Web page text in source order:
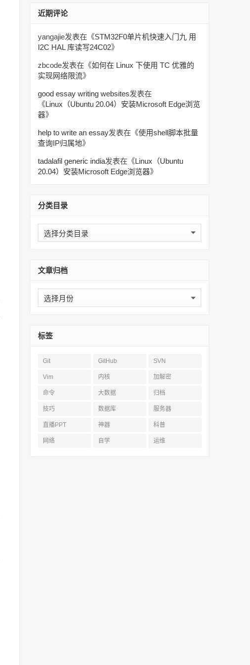
近期评论
yangajie发表在《STM32F0单片机快速入门九 用
I2C HAL 库读写24C02》
zbcode发表在《如何在 Linux 下使用 TC 优雅的
实现网络限流》
good essay writing websites发表在
《Linux（Ubuntu 20.04）安装Microsoft Edge浏览
器》
help to write an essay发表在《使用shell脚本批量
查询IP归属地》
tadalafil generic india发表在《Linux（Ubuntu
20.04）安装Microsoft Edge浏览器》
分类目录
分
类
文章归档
文
章
标签
Git GitHub SVN
Vim 内核 加解密
命令 大数据 归档
技巧 数据库 服务器
直播PPT 神器 科普
网络 自学 运维